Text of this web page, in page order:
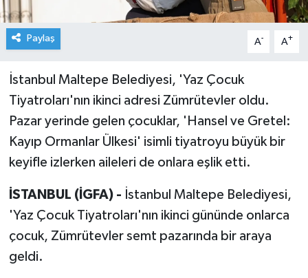
Paylaş A- A+
İstanbul Maltepe Belediyesi, 'Yaz Çocuk
Tiyatroları'nın ikinci adresi Zümrütevler oldu.
Pazar yerinde gelen çocuklar, 'Hansel ve Gretel:
Kayıp Ormanlar Ülkesi' isimli tiyatroyu büyük bir
keyifle izlerken aileleri de onlara eşlik etti.
İSTANBUL (İGFA) - İstanbul Maltepe Belediyesi,
'Yaz Çocuk Tiyatroları'nın ikinci gününde onlarca
çocuk, Zümrütevler semt pazarında bir araya
geldi.